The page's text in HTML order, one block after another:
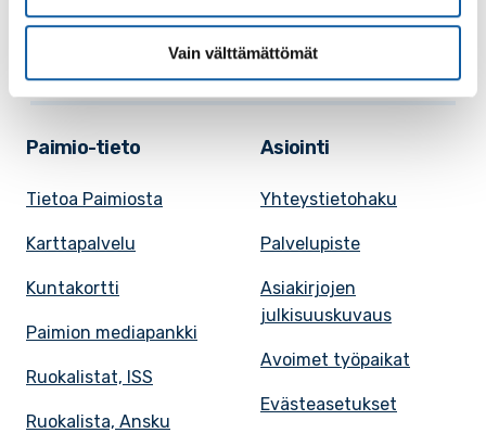
Vain välttämättömät
FacebookInstagramYoutube
Paimio-tieto
Tietoa Paimiosta
Karttapalvelu
Kuntakortti
Paimion mediapankki
Ruokalistat, ISS
Ruokalista, Ansku
Asiointi
Yhteystietohaku
Palvelupiste
Asiakirjojen
julkisuuskuvaus
Avoimet työpaikat
Evästeasetukset